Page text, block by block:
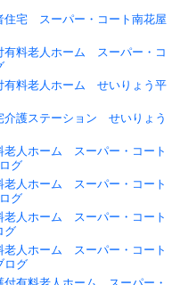
住宅 スーパー・コート南花屋
有料老人ホーム スーパー・コ
有料老人ホーム せいりょう平
介護ステーション せいりょう
老人ホーム スーパー・コート
グ
老人ホーム スーパー・コート
グ
老人ホーム スーパー・コート
グ
老人ホーム スーパー・コート
ログ